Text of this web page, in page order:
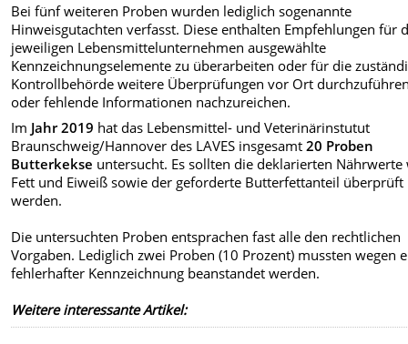
Bei fünf weiteren Proben wurden lediglich sogenannte
Hinweisgutachten verfasst. Diese enthalten Empfehlungen für
jeweiligen Lebensmittelunternehmen ausgewählte
Kennzeichnungselemente zu überarbeiten oder für die
Kontrollbehörde weitere Überprüfungen vor Ort
oder fehlende Informationen nachzureichen.
Im Jahr 2019 hat das Lebensmittel- und Veterinärinstutut
Braunschweig/Hannover des LAVES insgesamt20 Proben
Butterkekse untersucht. Es sollten die deklarierten Nährwerte
Fett und Eiweiß sowie der geforderte Butterfettanteil überprüft
werden.
Die untersuchten Proben entsprachen fast alle den rechtlichen
Vorgaben. Lediglich zwei Proben (10 Prozent) mussten wegen
fehlerhafter Kennzeichnung beanstandet werden.
Weitere interessante Artikel: